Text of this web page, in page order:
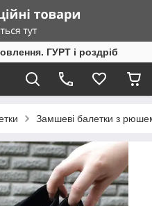
ГУРТ і роздріб
Замшеві балетки з